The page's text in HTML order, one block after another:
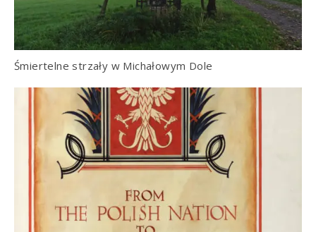
Śmiertelne strzały w Michałowym Dole